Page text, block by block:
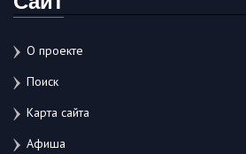
О проекте
Поиск
Карта сайта
Афиша